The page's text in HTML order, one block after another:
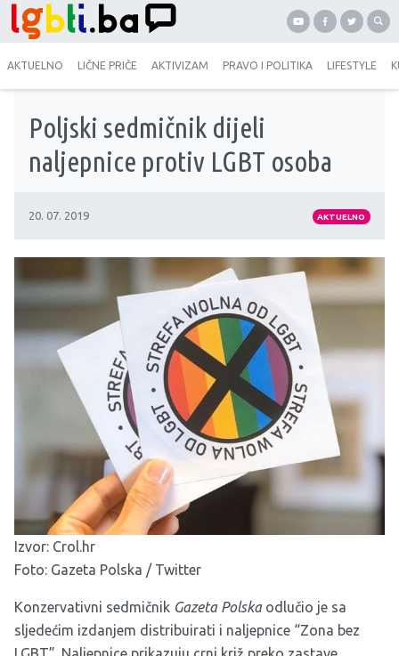
AKTUELNO LIČNE PRIČE AKTIVIZAM PRAVO I POLITIKA LIFESTYLE
Poljski sedmičnik dijeli
naljepnice protiv LGBT osoba
20. 07. 2019 AKTUELNO
Izvor: Crol.hr
Foto: Gazeta Polska / Twitter
Konzervativni sedmičnik Gazeta Polskaodlučio je sa
sljedećim izdanjem distribuirati i naljepnice “Zona bez